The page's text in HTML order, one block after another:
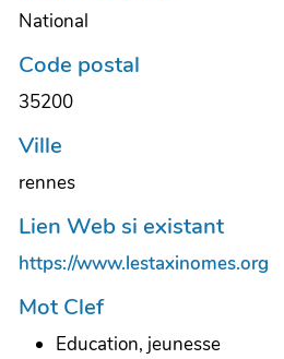
National
Code postal
35200
Ville
rennes
Lien Web si existant
https://www.lestaxinomes.org
Mot Clef
Education, jeunesse